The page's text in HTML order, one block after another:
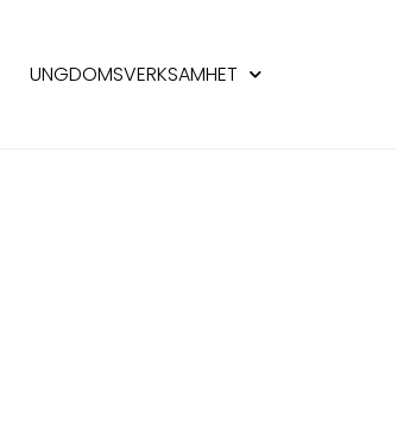
UNGDOMSVERKSAMHET